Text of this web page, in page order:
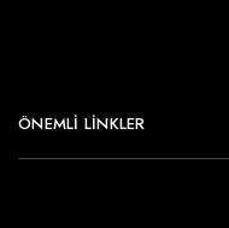
ÖNEMLI LINKLER